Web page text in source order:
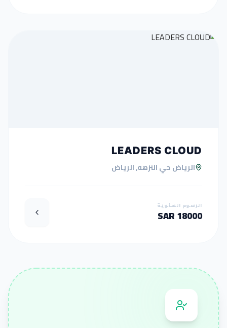
LEADERS CLOUD
الرياض حي النزهه, الرياض
الرسوم السنوية
18000 SAR